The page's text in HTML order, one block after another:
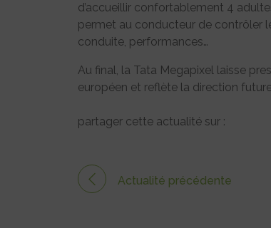
d’accueillir confortablement 4
permet au conducteur de contrôler
conduite, performances…
Au final, la Tata Megapixel laisse
européen et reflète la direction
partager cette actualité sur :
Actualité précédente